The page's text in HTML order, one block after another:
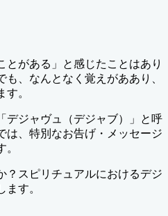
とがある」と感じたことはあり
も、なんとなく覚えがああり、
。
デジャヴュ（デジャブ）」と呼
は、特別なお告げ・メッセージ
？スピリチュアルにおけるデジ
す。